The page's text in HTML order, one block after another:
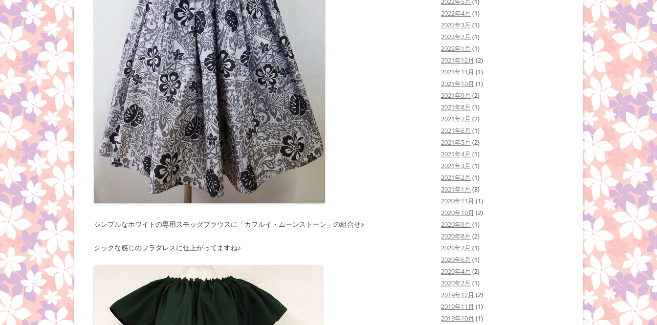
シンプルなホワイトの専用スモッグブラウスに「カフルイ・ムーンストーン」の組合せ♪
シックな感じのフラダレスに仕上がってますね♪
2022年4月 (1)
2022年3月 (1)
2022年2月 (1)
2022年1月 (1)
2021年12月 (2)
2021年11月 (1)
2021年10月 (1)
2021年9月 (2)
2021年8月 (1)
2021年7月 (2)
2021年6月 (1)
2021年5月 (2)
2021年4月 (1)
2021年3月 (1)
2021年2月 (1)
2021年1月 (3)
2020年11月 (1)
2020年10月 (2)
2020年9月 (1)
2020年8月 (2)
2020年7月 (1)
2020年6月 (1)
2020年4月 (2)
2020年2月 (1)
2019年12月 (2)
2019年11月 (1)
2019年10月 (1)